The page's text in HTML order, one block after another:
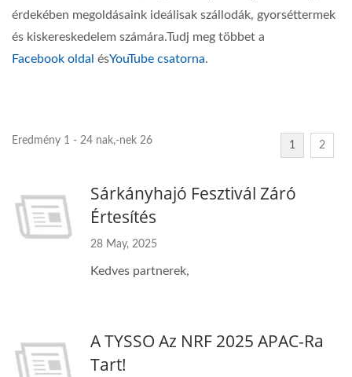
érdekében megoldásaink ideálisak szállodák, gyorséttermek
és kiskereskedelem számára.Tudj meg többet a
Facebook oldal ésYouTube csatorna.
Eredmény 1 - 24 nak,-nek 26 1 2
Sárkányhajó Fesztivál Záró
Értesítés
28 May, 2025
Kedves partnerek,
A TYSSO Az NRF 2025 APAC-Ra
Tart!